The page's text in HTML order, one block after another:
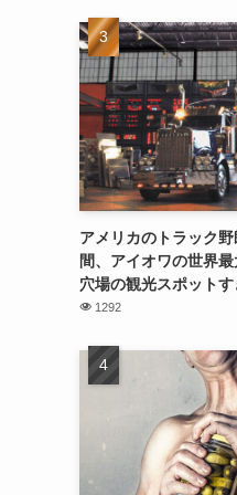
アメリカのトラック
間、アイオワの世界
穴場の観光スポットす
1292